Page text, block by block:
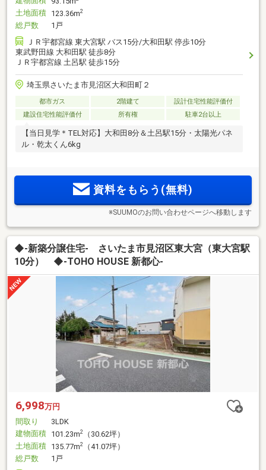
土地面積 123.36m2
総戸数
1戸
ＪＲ宇都宮線 東大宮駅 バス15分/大和田駅 停歩10分
東武野田線 大和田駅 徒歩8分
ＪＲ宇都宮線 土呂駅 徒歩15分
埼玉県さいたま市見沼区大和田町２
都市ガス 2階建て
設計住宅性能評価付
建設住宅性能評価付
所有権 駐車2台以上
【当日見学＊TEL対応】大和田8分＆土呂駅15分・太陽光パネ
ル・乾太くん6kg
資料をもらう(無料)
※SUUMOのお問い合わせページへ移動します
◆-新築分譲住宅- さいたま市見沼区東大宮（東大宮駅
10分） ◆-TOHO HOUSE 新都心-
6,998万円
間取り
3LDK
建物面積 101.23m2
（30.62坪）
土地面積 135.77m2
（41.07坪）
総戸数
1戸